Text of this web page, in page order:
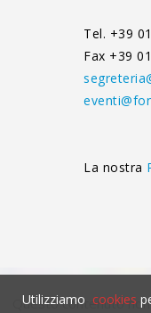
Tel. +39
Fax +39
La nostra
Questo contenuto
Utilizziamo cookies